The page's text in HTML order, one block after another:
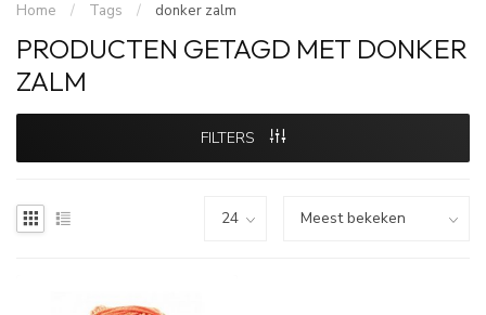
Home / Tags / donker zalm
PRODUCTEN GETAGD MET DONKER
ZALM
FILTERS